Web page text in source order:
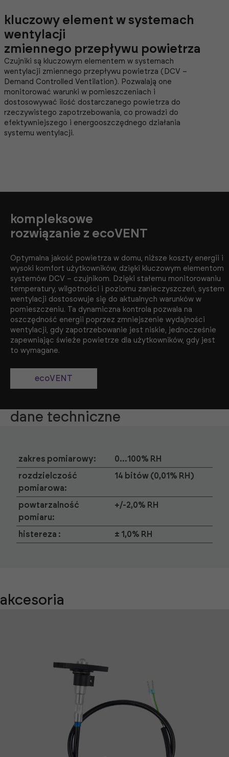
kluczowy element w systemach
wentylacji
zmiennego przepływu powietrza
Czujniki są kluczowym elementem w systemach
wentylacji zmiennego przepływu powietrza (DCV –
Demand Controlled Ventilation). Pozwalają one
monitorować warunki w pomieszczeniach i
dostosowywać ilość dostarczanego powietrza do
rzeczywistego zapotrzebowania, co prowadzi do
efektywniejszego i energooszczędnego działania
systemu wentylacji.
kompleksowe
rozwiązanie z ecoVENT
Optymalna jakość powietrza w domu, niższe koszty energii i
wysoki komfort użytkowników, dzięki kluczowym elementom
systemów DCV – czujnikom. Dzięki stałemu monitorowaniu
temperatury, wilgotności i poziomu zanieczyszczeń, system
wentylacji dostosowuje się do aktualnych warunków w
pomieszczeniu. Ta dynamiczna kontrola pozwala na
oszczędność energii poprzez zmniejszenie wydajności
wentylacji, gdy zapotrzebowanie jest niskie, jednocześnie
zapewniając świeże powietrze dla użytkowników, gdy jest
to wymagane.
ecoVENT
dane techniczne
zakres pomiarowy: 0…100% RH
rozdzielczość
pomiarowa:
14 bitów (0,01% RH)
powtarzalność
pomiaru:
+/-2,0% RH
histereza : ± 1,0% RH
akcesoria